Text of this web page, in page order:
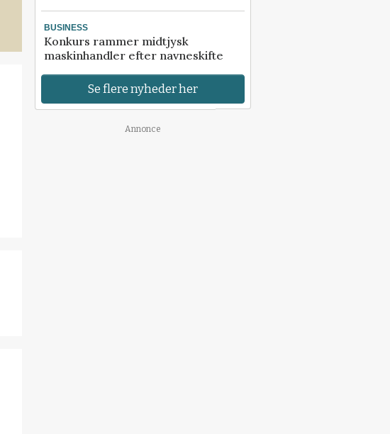
BUSINESS
Konkurs rammer midtjysk
maskinhandler efter navneskifte
Se flere nyheder her
Annonce